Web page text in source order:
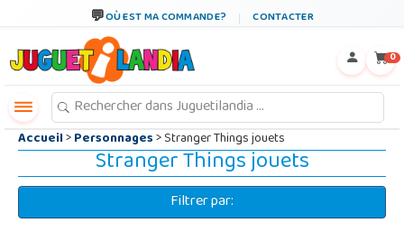
OÙ EST MA COMMANDE? CONTACTER
0
Accueil>Personnages> Stranger Things jouets
Stranger Things jouets
Filtrer par: